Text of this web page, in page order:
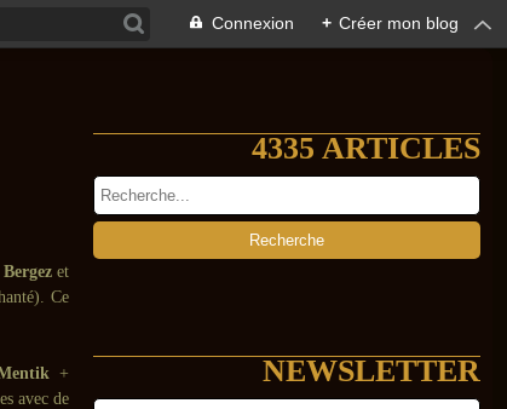
Connexion + Créer mon blog
et
Ce
+
avec de
4335 ARTICLES
NEWSLETTER